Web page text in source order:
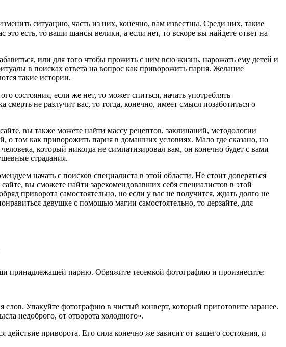
ситуацию, часть из них, конечно, вам известны. Среди них, такие
есть, то ваши шансы велики, а если нет, то вскоре вы найдете ответ на
или для того чтобы прожить с ним всю жизнь, нарожать ему детей и
в поисках ответа на вопрос как приворожить парня. Желание
такие истории.
состояния, если же нет, то может спиться, начать употреблять
не разлучит вас, то тогда, конечно, имеет смысл позаботиться о
вы также можете найти массу рецептов, заклинаний, методологии
о том как приворожить парня в домашних условиях. Мало где сказано, но
который никогда не симпатизировал вам, он конечно будет с вами
страдания.
начать с поисков специалиста в этой области. Не стоит доверяться
вы сможете найти зарекомендовавших себя специалистов в этой
приворота самостоятельно, но если у вас не получится, ждать долго не
девушке с помощью магии самостоятельно, то дерзайте, для
принадлежащей парню. Обвяжите тесемкой фотографию и произнесите:
Упакуйте фотографию в чистый конверт, который приготовите заранее.
недоброго, от отворота холодного».
приворота. Его сила конечно же зависит от вашего состояния, и